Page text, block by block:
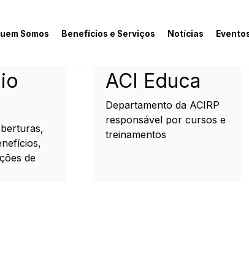
Somos Benefícios e Serviços Notícias
Comercial e
de
ACI Educa
Departamento da ACIRP
responsável por cursos e
treinamentos